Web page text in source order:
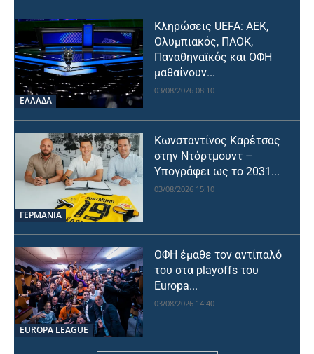
ΕΛΛΑΔΑ
Κληρώσεις UEFA: ΑΕΚ,
Ολυμπιακός, ΠΑΟΚ,
Παναθηναϊκός και ΟΦΗ
μαθαίνουν...
03/08/2026 08:10
ΓΕΡΜΑΝΙΑ
Κωνσταντίνος Καρέτσας
στην Ντόρτμουντ –
Υπογράφει ως το 2031...
03/08/2026 15:10
EUROPA LEAGUE
ΟΦΗ έμαθε τον αντίπαλό
του στα playoffs του
Europa...
03/08/2026 14:40